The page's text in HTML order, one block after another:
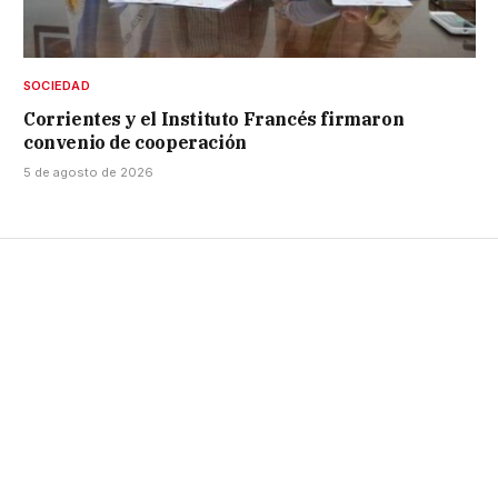
SOCIEDAD
Corrientes y el Instituto Francés firmaron
convenio de cooperación
5 de agosto de 2026